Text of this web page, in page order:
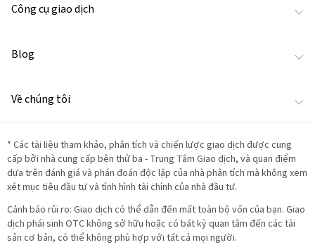
Công cụ giao dịch
Blog
Về chúng tôi
* Các tài liệu tham khảo, phân tích và chiến lược giao dịch được cung
cấp bởi nhà cung cấp bên thứ ba - Trung Tâm Giao dịch, và quan điểm
dựa trên đánh giá và phán đoán độc lập của nhà phân tích mà không xem
xét mục tiêu đầu tư và tình hình tài chính của nhà đầu tư.
Cảnh báo rủi ro: Giao dịch có thể dẫn đến mất toàn bộ vốn của bạn. Giao
dịch phái sinh OTC không sở hữu hoặc có bất kỳ quan tâm đến các tài
sản cơ bản, có thể không phù hợp với tất cả mọi người.